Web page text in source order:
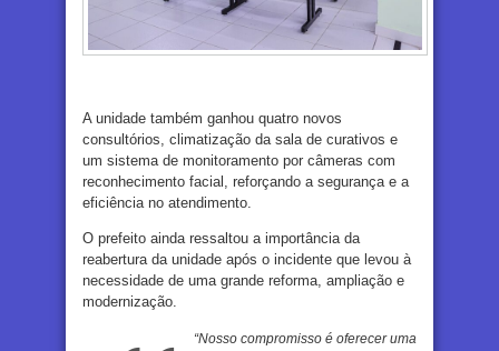
A unidade também ganhou quatro novos
consultórios, climatização da sala de curativos e
um sistema de monitoramento por câmeras com
reconhecimento facial, reforçando a segurança e a
eficiência no atendimento.
O prefeito ainda ressaltou a importância da
reabertura da unidade após o incidente que levou à
necessidade de uma grande reforma, ampliação e
modernização.
“Nosso compromisso é oferecer uma